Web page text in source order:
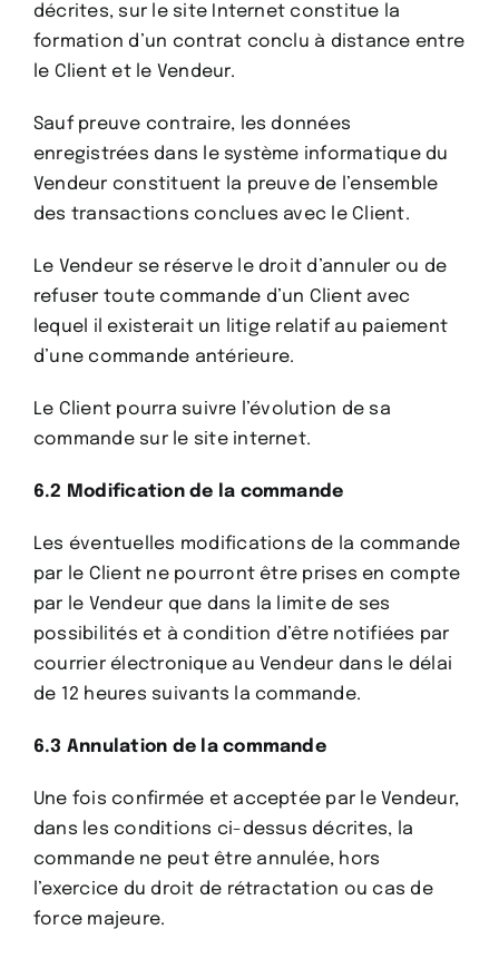
décrites, sur le site Internet constitue la
formation d’un contrat conclu à distance entre
le Client et le Vendeur.
Sauf preuve contraire, les données
enregistrées dans le système informatique du
Vendeur constituent la preuve de l’ensemble
des transactions conclues avec le Client.
Le Vendeur se réserve le droit d’annuler ou de
refuser toute commande d’un Client avec
lequel il existerait un litige relatif au paiement
d’une commande antérieure.
Le Client pourra suivre l’évolution de sa
commande sur le site internet.
6.2 Modification de la commande
Les éventuelles modifications de la commande
par le Client ne pourront être prises en compte
par le Vendeur que dans la limite de ses
possibilités et à condition d’être notifiées par
courrier électronique au Vendeur dans le délai
de 12 heures suivants la commande.
6.3 Annulation de la commande
Une fois confirmée et acceptée par le Vendeur,
dans les conditions ci-dessus décrites, la
commande ne peut être annulée, hors
l’exercice du droit de rétractation ou cas de
force majeure.